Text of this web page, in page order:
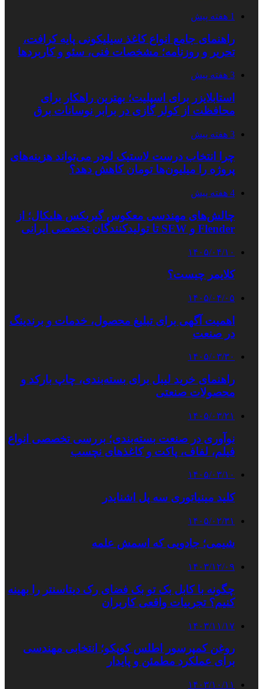
1 هفته پیش
راهنمای جامع انواع کاغذ سیلیکونی پایه کرافت،
تحریر و روزنامه؛ مشخصات فنی، سئو و کاربردها
3 هفته پیش
استابلایزر برای اسپلیت؛ بهترین راهکار برای
محافظت از کولر گازی در برابر نوسانات برق
3 هفته پیش
چرا انتخاب درست لاستیک لودر می‌تواند هزینه‌های
پروژه را میلیون‌ها تومان کاهش دهد؟
4 هفته پیش
چالش‌های مهندسی معکوس گیربکس هلیکال؛ از
Flender و SEW تا تولیدکنندگان تخصصی ایرانی
۱۴۰۵/۰۴/۱۰
کلایمر چیست؟
۱۴۰۵/۰۴/۰۵
اهمیت آگهی برای تبلیغ محصول، خدمات و برندینگ
در صنعت
۱۴۰۵/۰۳/۳۰
راهنمای خرید لیبل برای بسته‌بندی، چاپ بارکد و
محصولات صنعتی
۱۴۰۵/۰۳/۲۱
نوآوری در صنعت بسته‌بندی؛ بررسی تخصصی انواع
فیلم، لفاف، پاکت و کاغذهای نچسب
۱۴۰۵/۰۳/۱۰
کلید مینیاتوری سه پل اشنایدر
۱۴۰۵/۰۲/۳۱
شیمی؛ جادویی که اسمش علمه
۱۴۰۳/۱۲/۰۹
چگونه با کابل بک تو بک فضای رک دیتاسنتر را بهینه
کنیم؟ تجربیات واقعی کاربران
۱۴۰۳/۱۱/۱۷
روغن کمپرسور اطلس کوپکو؛ انتخابی مهندسی
برای عملکرد مطمئن و پایدار
۱۴۰۳/۱۰/۱۱